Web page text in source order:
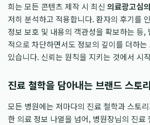
희는 모든 콘텐츠 제작 시 최신 의료광고심의
저히 분석하고 적용합니다. 환자의 후기를
정보 보호 및 내용의 객관성을 확보하는 등,
적으로 차단하면서도 정보의 깊이를 더하
있습니다. 신뢰는 원칙을 지키는 것에서 시
진료 철학을 담아내는 브랜드 스토
모든 병원에는 저마다의 진료 철학과 스토
한 의료 정보 나열을 넘어, 병원장님의 진료